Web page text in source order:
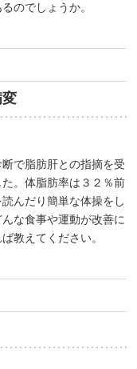
のでしょうか。
で脂肪肝との指摘を受
。体脂肪率は３２％前
んだり簡単な体操をし
な食事や運動が改善に
教えてください。